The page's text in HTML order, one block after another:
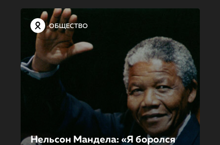
ОБЩЕСТВО
Нельсон Мандела: «Я боролся